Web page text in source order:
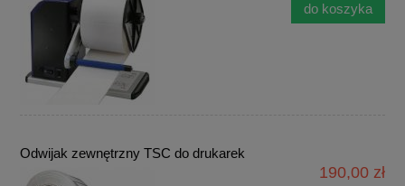
do koszyka
Odwijak zewnętrzny TSC do drukarek
190,00 zł